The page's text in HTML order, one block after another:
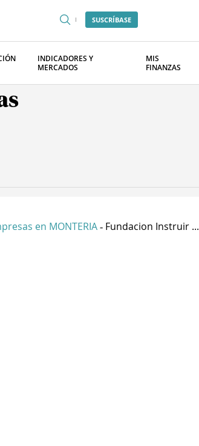
SUSCRÍBASE
INDICADORES Y
MERCADOS
MIS
FINANZAS
en MONTERIA - Fundacion Instruir ...